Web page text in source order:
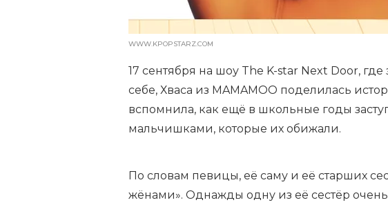
WWW.KPOPSTARZ.COM
17 сентября на шоу The K-star Next Door,
себе, Хваса из MAMAMOO поделилась
вспомнила, как ещё в школьные годы
мальчишками, которые их обижали.
По словам певицы, её саму и её старших
жёнами». Однажды одну из её сестёр очень